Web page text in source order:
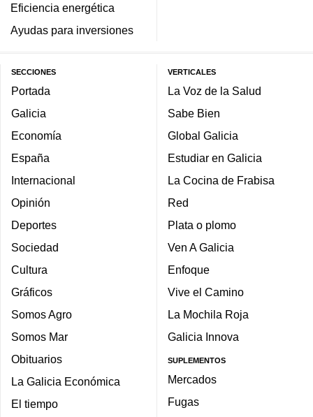
Eficiencia energética
Ayudas para inversiones
SECCIONES
Portada
Galicia
Economía
España
Internacional
Opinión
Deportes
Sociedad
Cultura
Gráficos
Somos Agro
Somos Mar
Obituarios
La Galicia Económica
El tiempo
VERTICALES
La Voz de la Salud
Sabe Bien
Global Galicia
Estudiar en Galicia
La Cocina de Frabisa
Red
Plata o plomo
Ven A Galicia
Enfoque
Vive el Camino
La Mochila Roja
Galicia Innova
SUPLEMENTOS
Mercados
Fugas